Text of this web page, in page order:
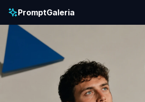
PromptGaleria